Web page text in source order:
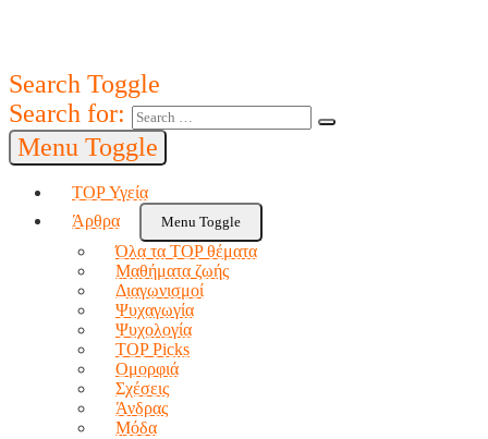
Search Toggle
Search for:
Menu Toggle
TOP Υγεία
Άρθρα
Menu Toggle
Όλα τα TOP θέματα
Μαθήματα ζωής
Διαγωνισμοί
Ψυχαγωγία
Ψυχολογία
TOP Picks
Ομορφιά
Σχέσεις
Άνδρας
Μόδα